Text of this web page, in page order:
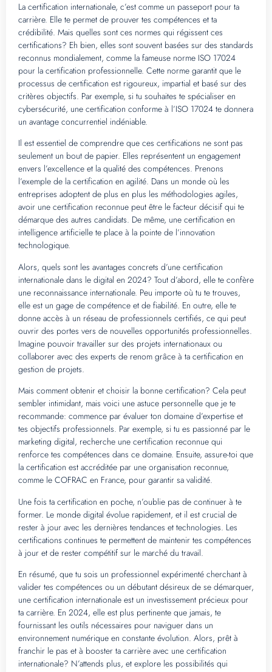
La certification internationale, c’est comme un passeport pour ta
carrière. Elle te permet de prouver tes compétences et ta
crédibilité. Mais quelles sont ces normes qui régissent ces
certifications? Eh bien, elles sont souvent basées sur des standards
reconnus mondialement, comme la fameuse norme ISO 17024
pour la certification professionnelle. Cette norme garantit que le
processus de certification est rigoureux, impartial et basé sur des
critères objectifs. Par exemple, si tu souhaites te spécialiser en
cybersécurité, une certification conforme à l’ISO 17024 te donnera
un avantage concurrentiel indéniable.
Il est essentiel de comprendre que ces certifications ne sont pas
seulement un bout de papier. Elles représentent un engagement
envers l’excellence et la qualité des compétences. Prenons
l’exemple de la certification en agilité. Dans un monde où les
entreprises adoptent de plus en plus les méthodologies agiles,
avoir une certification reconnue peut être le facteur décisif qui te
démarque des autres candidats. De même, une certification en
intelligence artificielle te place à la pointe de l’innovation
technologique.
Alors, quels sont les avantages concrets d’une certification
internationale dans le digital en 2024? Tout d’abord, elle te confère
une reconnaissance internationale. Peu importe où tu te trouves,
elle est un gage de compétence et de fiabilité. En outre, elle te
donne accès à un réseau de professionnels certifiés, ce qui peut
ouvrir des portes vers de nouvelles opportunités professionnelles.
Imagine pouvoir travailler sur des projets internationaux ou
collaborer avec des experts de renom grâce à ta certification en
gestion de projets.
Mais comment obtenir et choisir la bonne certification? Cela peut
sembler intimidant, mais voici une astuce personnelle que je te
recommande: commence par évaluer ton domaine d’expertise et
tes objectifs professionnels. Par exemple, si tu es passionné par le
marketing digital, recherche une certification reconnue qui
renforce tes compétences dans ce domaine. Ensuite, assure-toi que
la certification est accréditée par une organisation reconnue,
comme le COFRAC en France, pour garantir sa validité.
Une fois ta certification en poche, n’oublie pas de continuer à te
former. Le monde digital évolue rapidement, et il est crucial de
rester à jour avec les dernières tendances et technologies. Les
certifications continues te permettent de maintenir tes compétences
à jour et de rester compétitif sur le marché du travail.
En résumé, que tu sois un professionnel expérimenté cherchant à
valider tes compétences ou un débutant désireux de se démarquer,
une certification internationale est un investissement précieux pour
ta carrière. En 2024, elle est plus pertinente que jamais, te
fournissant les outils nécessaires pour naviguer dans un
environnement numérique en constante évolution. Alors, prêt à
franchir le pas et à booster ta carrière avec une certification
internationale? N’attends plus, et explore les possibilités qui